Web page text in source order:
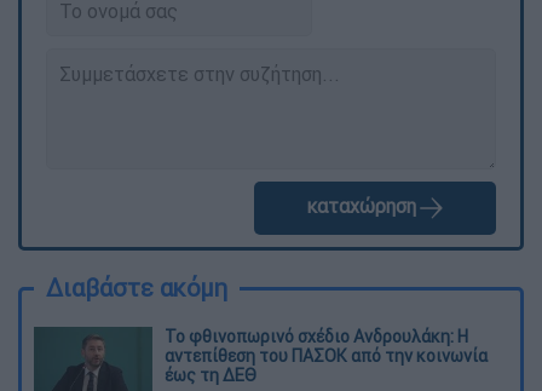
καταχώρηση
Διαβάστε ακόμη
Το φθινοπωρινό σχέδιο Ανδρουλάκη: Η
αντεπίθεση του ΠΑΣΟΚ από την κοινωνία
έως τη ΔΕΘ